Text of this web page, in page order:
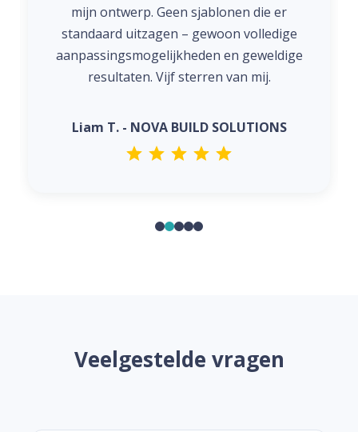
mijn ontwerp. Geen sjablonen die er
standaard uitzagen – gewoon volledige
aanpassingsmogelijkheden en geweldige
resultaten. Vijf sterren van mij.
Liam T. - NOVA BUILD SOLUTIONS
Veelgestelde vragen